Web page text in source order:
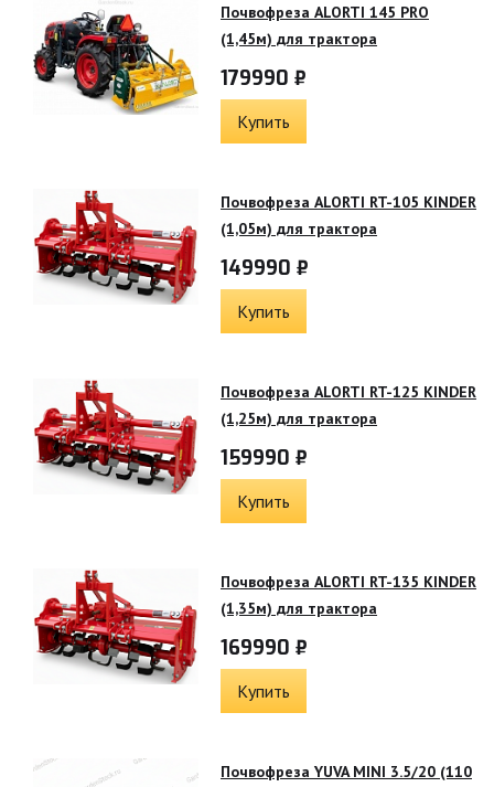
Почвофреза ALORTI 145 PRO
(1,45м) для трактора
179990 ₽
Купить
Почвофреза ALORTI RT-105 KINDER
(1,05м) для трактора
149990 ₽
Купить
Почвофреза ALORTI RT-125 KINDER
(1,25м) для трактора
159990 ₽
Купить
Почвофреза ALORTI RT-135 KINDER
(1,35м) для трактора
169990 ₽
Купить
Почвофреза YUVA MINI 3.5/20 (110